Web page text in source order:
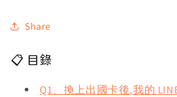
Share
📋 目錄
Q1、換上出國卡後,我的